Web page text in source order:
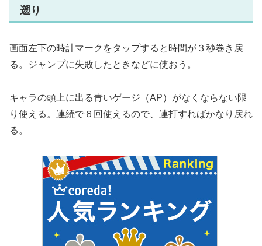
遡り
画面左下の時計マークをタップすると時間が３秒巻き戻
る。ジャンプに失敗したときなどに使おう。
キャラの頭上に出る青いゲージ（AP）がなくならない限
り使える。連続で６回使えるので、連打すればかなり戻れ
る。